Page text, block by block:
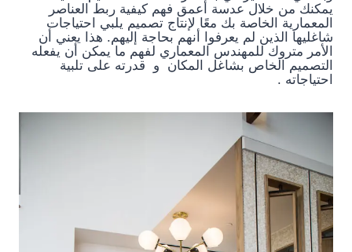
يمكنك من خلال عدسة أعمق فهم كيفية ربط العناصر
المعمارية الخاصة بك معًا لإنتاج تصميم يلبي احتياجات
شاغليها الذين لم يعرفوا أنهم بحاجة إليهم. هذا يعني أن
الأمر متروك للمهندس المعماري لفهم ما يمكن أن يفعله
التصميم الخاص بشاغل المكان و قدرته على تلبية
احتياجاته .